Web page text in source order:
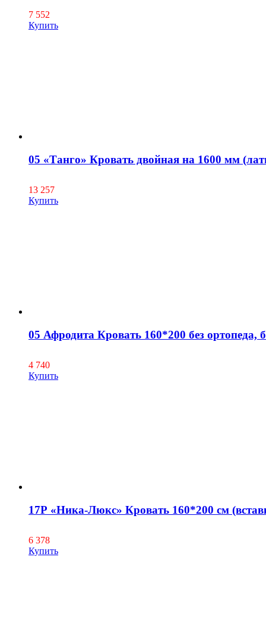
7 552
Купить
05 «Танго» Кровать двойная на 1600 мм
13 257
Купить
05 Афродита Кровать 160*200 без ортопеда,
4 740
Купить
17Р «Ника-Люкс» Кровать 160*200 см
6 378
Купить